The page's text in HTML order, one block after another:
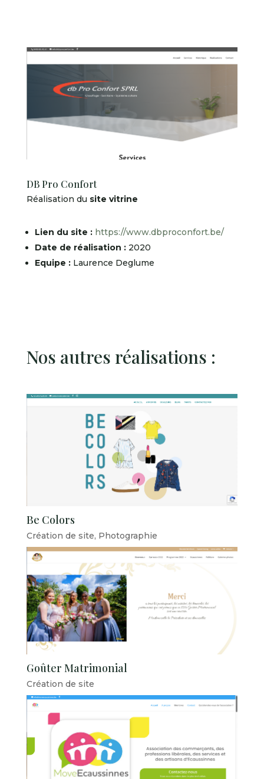
DB Pro Confort
Réalisation du site vitrine
Lien du site : https://www.dbproconfort.be/
Date de réalisation :2020
Equipe : Laurence Deglume
Nos autres réalisations :
Be Colors
Création de site, Photographie
Goûter Matrimonial
Création de site